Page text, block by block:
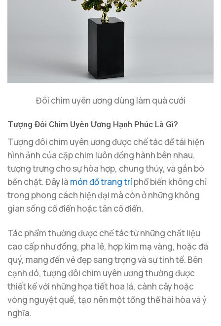
Đôi chim uyên ương dùng làm quà cưới
Tượng Đôi Chim Uyên Ương Hạnh Phúc Là Gì?
Tượng đôi chim uyên ương được chế tác để tái hiện
hình ảnh của cặp chim luôn đồng hành bên nhau,
tượng trưng cho sự hòa hợp, chung thủy, và gắn bó
bền chặt. Đây là món đồ trang tríphổ biến không chỉ
trong phong cách hiện đại mà còn ở những không
gian sống cổ điển hoặc tân cổ điển.
Tác phẩm thường được chế tác từ những chất liệu
cao cấp như đồng, pha lê, hợp kim mạ vàng, hoặc đá
quý, mang đến vẻ đẹp sang trọng và sự tinh tế. Bên
cạnh đó, tượng đôi chim uyên ương thường được
thiết kế với những họa tiết hoa lá, cành cây hoặc
vòng nguyệt quế, tạo nên một tổng thể hài hòa và ý
nghĩa.